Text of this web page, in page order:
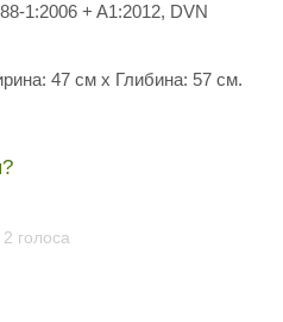
1:2006 + A1:2012, DVN
47 см х Глибина: 57 см.
2 голоса